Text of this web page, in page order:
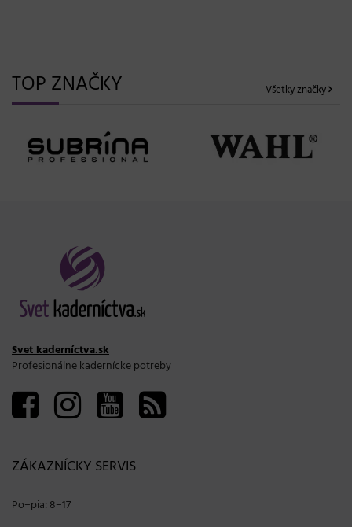
TOP ZNAČKY Všetky značky
Svet kaderníctva.sk
Profesionálne kadernícke potreby
ZÁKAZNÍCKY SERVIS
Po−pia: 8−17